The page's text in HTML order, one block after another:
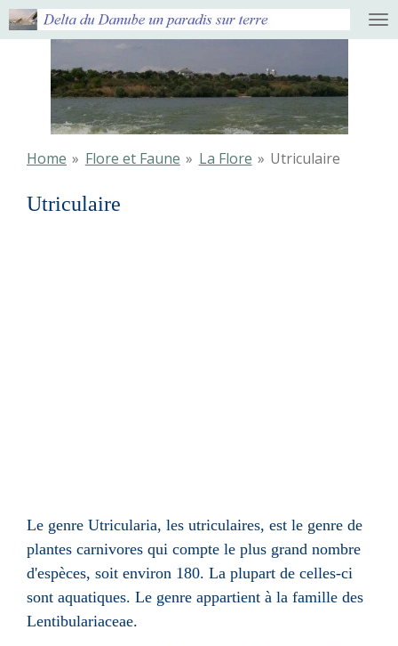
Ga
direct
hoofdinhoud
Home » Flore et Faune » La Flore » Utriculaire
Utriculaire
Le genre Utricularia, les utriculaires, est le genre de
plantes carnivores qui compte le plus grand nombre
d'espèces, soit environ 180. La plupart de celles-ci
sont aquatiques. Le genre appartient à la famille des
Lentibulariaceae.